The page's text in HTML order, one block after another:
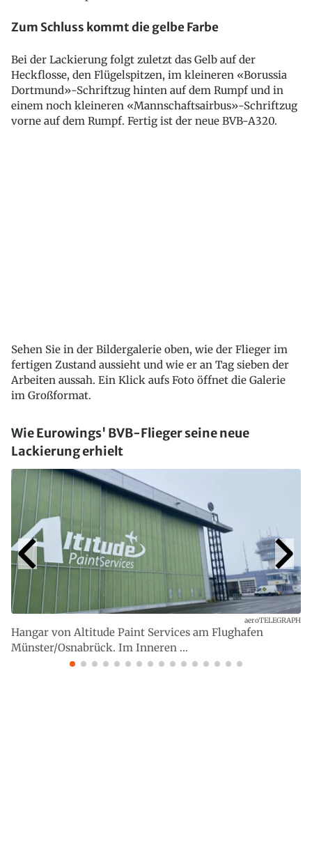
Zum Schluss kommt die gelbe Farbe
Bei der Lackierung folgt zuletzt das Gelb auf der
Heckflosse, den Flügelspitzen, im kleineren «Borussia
Dortmund»-Schriftzug hinten auf dem Rumpf und in
einem noch kleineren «Mannschaftsairbus»-Schriftzug
vorne auf dem Rumpf. Fertig ist der neue BVB-A320.
Sehen Sie in der Bildergalerie oben, wie der Flieger im
fertigen Zustand aussieht und wie er an Tag sieben der
Arbeiten aussah. Ein Klick aufs Foto öffnet die Galerie
im Großformat.
Wie Eurowings' BVB-Flieger seine neue
Lackierung erhielt
Hangar von Altitude Paint Services am Flughafen
Münster/Osnabrück. Im Inneren ...
aeroTELEGRAPH